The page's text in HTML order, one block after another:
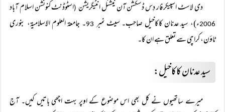
دی لاسٹ اسپیکر فار دِس ڈسکشن آن نیشنل انٹیگریشن (اسٹوڈنٹ کنونشن اسلام آباد
2006ء)، سید عدنان کاکاخیل صاحب۔ سیٹ نمبر
۔ جامعۃ العلوم الاسلامیۃ، بنوری
ٹاؤن، کراچی سے تعلق ہے ان کا۔
سید عدنان کاکاخیل:
میرے ساتھیوں نے کل بھی اس موضوع کے اوپر بہت اچھی باتیں کیں۔ آج